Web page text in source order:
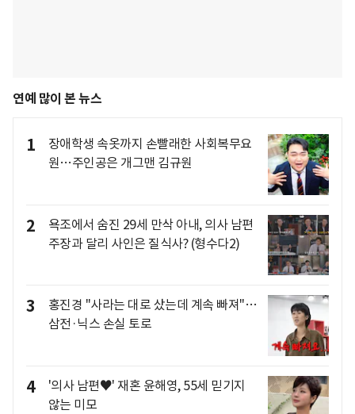
연예 많이 본 뉴스
1
장애학생 속옷까지 손빨래한 사회복무요
원…주인공은 개그맨 김규원
2
욕조에서 숨진 29세 만삭 아내, 의사 남편
주장과 달리 사인은 질식사? (형수다2)
3
홍진경 "사라는 대로 샀는데 계속 빠져"…
삼전·닉스 손실 토로
4
'의사 남편♥' 재혼 윤해영, 55세 믿기지
않는 미모